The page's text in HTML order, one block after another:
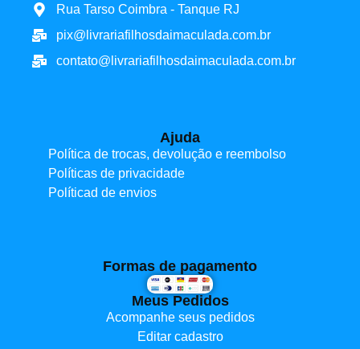
Rua Tarso Coimbra - Tanque RJ
pix@livrariafilhosdaimaculada.com.br
contato@livrariafilhosdaimaculada.com.br
Ajuda
Política de trocas, devolução e reembolso
Políticas de privacidade
Políticad de envios
Formas de pagamento
Meus Pedidos
Acompanhe seus pedidos
Editar cadastro